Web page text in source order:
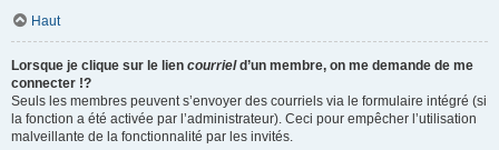
Haut
Lorsque je clique sur le lien courrield’un membre, on me demande de me
connecter !?
Seuls les membres peuvent s’envoyer des courriels via le formulaire intégré (si
la fonction a été activée par l’administrateur). Ceci pour empêcher l’utilisation
malveillante de la fonctionnalité par les invités.